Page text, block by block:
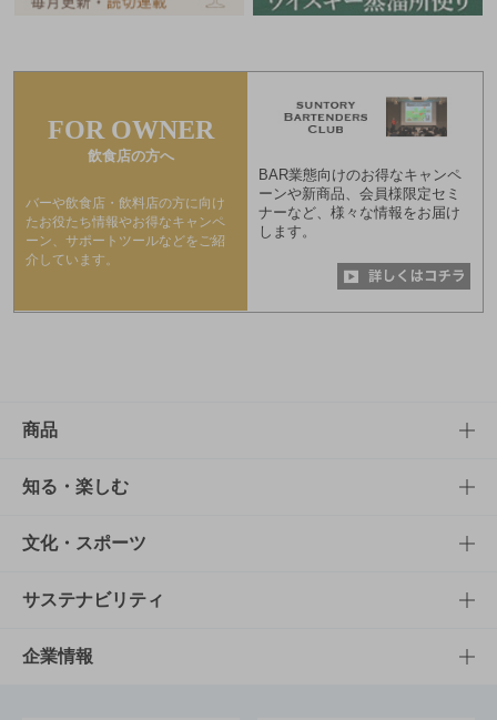
FOR OWNER
飲食店の方へ
バーや飲食店・飲料店の方に向け
たお役たち情報やお得なキャンペ
ーン、サポートツールなどをご紹
介しています。
BAR業態向けのお得なキャンペ
ーンや新商品、会員様限定セミ
ナーなど、様々な情報をお届け
します。
商品
商品TOP
商品一覧
商品発売情報
栄養成分一覧
知る・楽しむ
知る・楽しむTOP
キャンペーン
工場見学
文化・スポーツ
文化・スポーツTOP
サントリーホール
サステナビリティ
サステナビリティTOP
企業情報